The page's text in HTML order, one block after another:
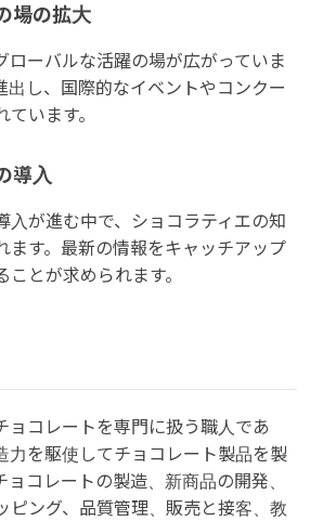
場の拡大
ローバルな活躍の場が広がっていま
出し、国際的なイベントやコンクー
います。
導入
入が進む中で、ショコラティエの知
ます。最新の情報をキャッチアップ
ことが求められます。
ョコレートを専門に扱う職人であ
力を駆使してチョコレート製品を製
コレートの製造、新商品の開発、
ピング、品質管理、販売と接客、教